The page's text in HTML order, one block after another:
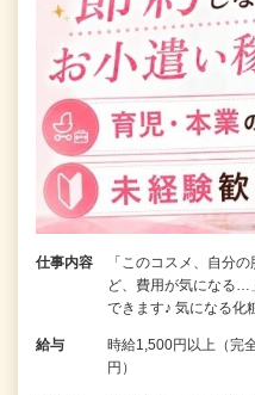
仕事内容
「このコスメ、自分
ど、費用が気になる…
できます♪ 気になる
給与
時給1,500円以上（完
円）